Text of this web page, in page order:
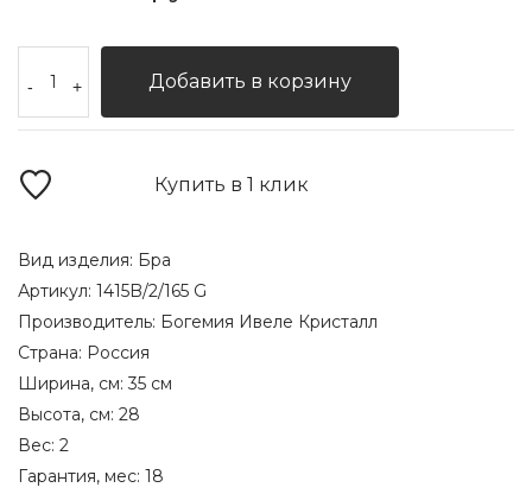
- + Добавить в корзину
Купить в 1 клик
Вид изделия: Бра
Артикул: 1415B/2/165 G
Производитель: Богемия Ивеле Кристалл
Страна: Россия
Ширина, см:35 см
Высота, см: 28
Вес: 2
Гарантия, мес: 18